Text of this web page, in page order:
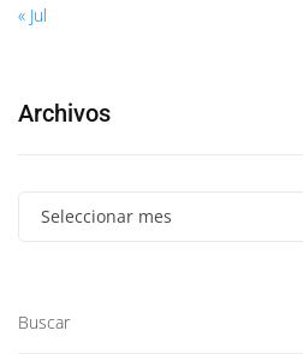
« Jul
Archivos
Seleccionar mes
Buscar